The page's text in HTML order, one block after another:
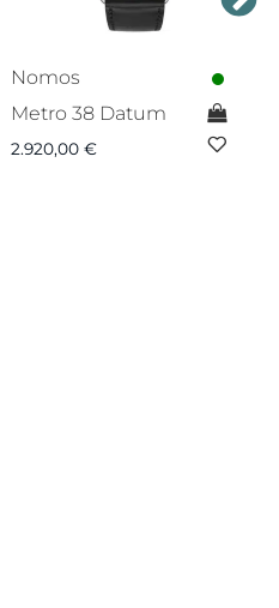
Nomos
Metro 38 Datum
2.920,00 €